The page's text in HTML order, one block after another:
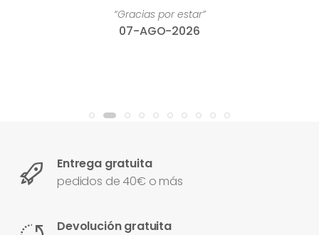
“Gracias por estar”
07-AGO-2026
Entrega gratuita
pedidos de 40€ o más
Devolución gratuita